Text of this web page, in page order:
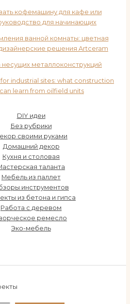
кофемашину для кафе или
для начинающих
ванной комнаты: цветная
решения Artceram
металлоконструкций
industrial sites: what construction
learn from oilfield units
DIY идеи
Без рубрики
своими руками
Домашний декор
Кухня и столовая
таланта
Мебель из паллет
инструментов
из бетона и гипса
Работа с деревом
ремесло
Эко-мебель